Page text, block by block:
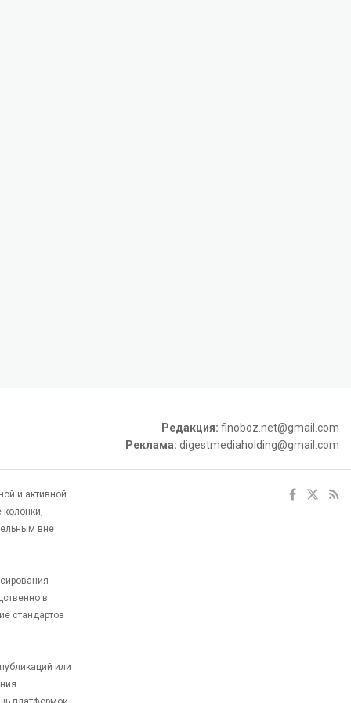
Редакция: finoboz.net@gmail.com
Реклама: digestmediaholding@gmail.com
и активной
колонки,
вне
в
стандартов
или